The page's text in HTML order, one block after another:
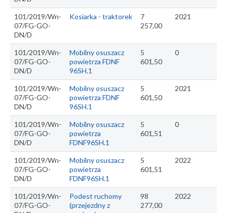
101/2019/Wn-
07/FG-GO-
DN/D
Kosiarka - traktorek
7
257,00
2021
101/2019/Wn-
07/FG-GO-
DN/D
Mobilny osuszacz
powietrza FDNF
96SH.1
5
601,50
0
101/2019/Wn-
07/FG-GO-
DN/D
Mobilny osuszacz
powietrza FDNF
96SH.1
5
601,50
2021
101/2019/Wn-
07/FG-GO-
DN/D
Mobilny osuszacz
powietrza
FDNF96SH.1
5
601,51
0
101/2019/Wn-
07/FG-GO-
DN/D
Mobilny osuszacz
powietrza
FDNF96SH.1
5
601,51
2022
101/2019/Wn-
07/FG-GO-
Podest ruchomy
(przejezdny z
98
277,00
2022